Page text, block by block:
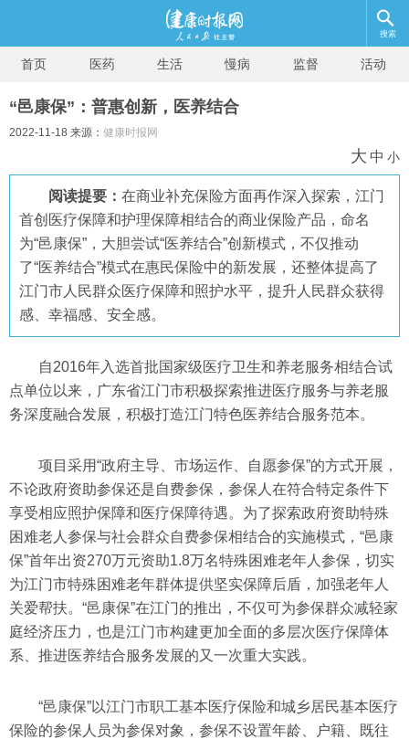
搜索
首页 医药 生活 慢病 监督 活动
“邑康保”：普惠创新，医养结合
2022-11-18 来源： 健康时报网
大 中 小
阅读提要： 在商业补充保险方面再作深入探索，江门
首创医疗保障和护理保障相结合的商业保险产品，命名
为“邑康保”，大胆尝试“医养结合”创新模式，不仅推动
了“医养结合”模式在惠民保险中的新发展，还整体提高了
江门市人民群众医疗保障和照护水平，提升人民群众获得
感、幸福感、安全感。
自2016年入选首批国家级医疗卫生和养老服务相结合试
点单位以来，广东省江门市积极探索推进医疗服务与养老服
务深度融合发展，积极打造江门特色医养结合服务范本。
项目采用“政府主导、市场运作、自愿参保”的方式开展，
不论政府资助参保还是自费参保，参保人在符合特定条件下
享受相应照护保障和医疗保障待遇。为了探索政府资助特殊
困难老人参保与社会群众自费参保相结合的实施模式，“邑康
保”首年出资270万元资助1.8万名特殊困难老年人参保，切实
为江门市特殊困难老年群体提供坚实保障后盾，加强老年人
关爱帮扶。“邑康保”在江门的推出，不仅可为参保群众减轻家
庭经济压力，也是江门市构建更加全面的多层次医疗保障体
系、推进医养结合服务发展的又一次重大实践。
“邑康保”以江门市职工基本医疗保险和城乡居民基本医疗
保险的参保人员为参保对象，参保不设置年龄、户籍、既往